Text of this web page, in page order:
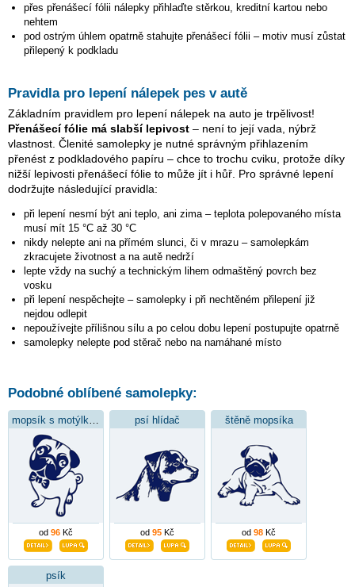
přes přenášecí fólii nálepky přihlaďte stěrkou, kreditní kartou nebo
nehtem
pod ostrým úhlem opatrně stahujte přenášecí fólii – motiv musí zůstat
přilepený k podkladu
Pravidla pro lepení nálepek pes v autě
Základním pravidlem pro lepení nálepek na auto je trpělivost!
Přenášecí fólie má slabší lepivost – není to její vada, nýbrž
vlastnost. Členité samolepky je nutné správným přihlazením
přenést z podkladového papíru – chce to trochu cviku, protože díky
nižší lepivosti přenášecí fólie to může jít i hůř. Pro správné lepení
dodržujte následující pravidla:
při lepení nesmí být ani teplo, ani zima – teplota polepovaného místa
musí mít 15 °C až 30 °C
nikdy nelepte ani na přímém slunci, či v mrazu – samolepkám
zkracujete životnost a na autě nedrží
lepte vždy na suchý a technickým lihem odmaštěný povrch bez
vosku
při lepení nespěchejte – samolepky i při nechtěném přilepení již
nejdou odlepit
nepoužívejte přílišnou sílu a po celou dobu lepení postupujte opatrně
samolepky nelepte pod stěrač nebo na namáhané místo
Podobné oblíbené samolepky:
od 96 Kč
psí hlídač
od 95 Kč
štěně mopsíka
od 98 Kč
psík